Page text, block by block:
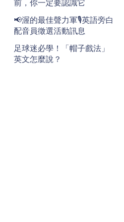
前，你一定要認識它
📢渥的最佳聲力軍🎙️英語旁白
配音員徵選活動訊息
足球迷必學！「帽子戲法」
英文怎麼說？